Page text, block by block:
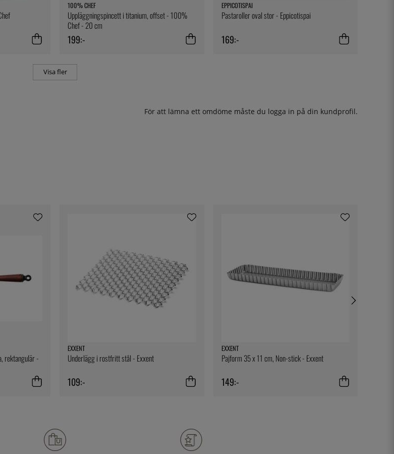
100% CHEF
Uppläggningspincett i titanium, offset - 100%
Chef - 20 cm
199:-
EPPICOTISPAI
Pastaroller oval stor - Eppicotispai
169:-
Visa fler
För att lämna ett omdöme måste du logga in på din kundprofil.
rektangulär -
EXXENT
Underlägg i rostfritt stål - Exxent
109:-
EXXENT
Pajform 35 x 11 cm, Non-stick - Exxent
149:-